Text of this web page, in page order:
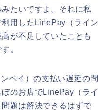
たいですよ。それに私
用したLinePay（ライン
が不足していたことも
。
ペイ）の支払い遅延の問
のお店でLinePay（ライ
題は解決できるはずで